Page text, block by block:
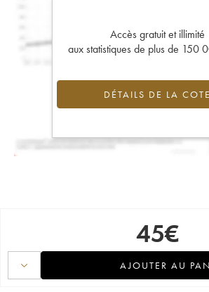
Accès gratuit et illimité
aux statistiques de plus de 150
DÉTAILS DE LA COTE
45€
AJOUTER AU